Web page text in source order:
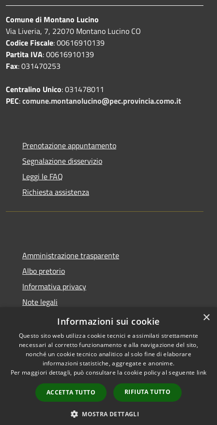
Comune di Montano Lucino
Via Liveria, 7, 22070 Montano Lucino CO
Codice Fiscale: 00616910139
Partita IVA: 00616910139
Fax: 031470253
Centralino Unico: 031478011
PEC:comune.montanolucino@pec.provincia.como.it
Prenotazione appuntamento
Segnalazione disservizio
Leggi le FAQ
Richiesta assistenza
Amministrazione trasparente
Albo pretorio
Informativa privacy
Note legali
Dichiarazione di accessibilità
Accessibilità
Copyright © 2026 • Comune di
Montano Lucino • Powered by
Municipium•
Accesso
redazione
×
Informazioni sui cookie
Questo sito web utilizza cookie tecnici e assimilati strettamente
necessari al corretto funzionamento e alla navigazione del sito,
nonché un cookie tecnico analitico al solo fine di elaborare
informazioni statistiche, aggregate e anonime.
Per maggiori dettagli, può consultare la cookie policy al seguente link
ACCETTA TUTTO RIFIUTA TUTTO
MOSTRA DETTAGLI